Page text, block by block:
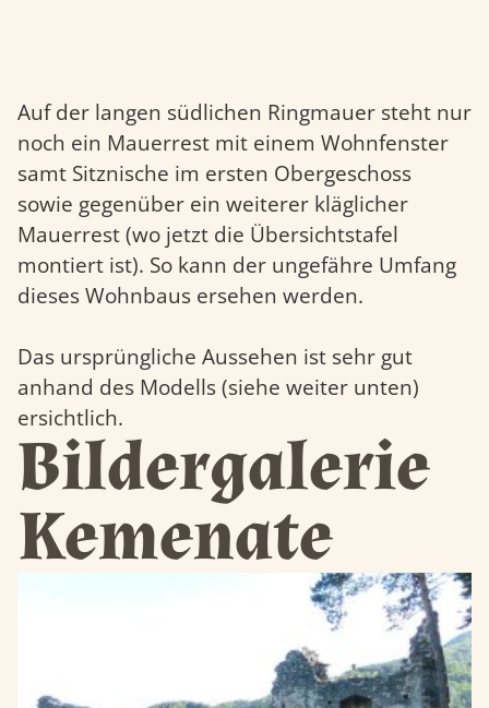
Auf der langen südlichen Ringmauer steht nur
noch ein Mauerrest mit einem Wohnfenster
samt Sitznische im ersten Obergeschoss
sowie gegenüber ein weiterer kläglicher
Mauerrest (wo jetzt die Übersichtstafel
montiert ist). So kann der ungefähre Umfang
dieses Wohnbaus ersehen werden.
Das ursprüngliche Aussehen ist sehr gut
anhand des Modells (siehe weiter unten)
ersichtlich.
Bildergalerie
Kemenate